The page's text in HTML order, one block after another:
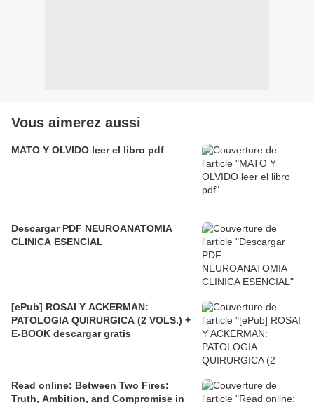
Vous aimerez aussi
MATO Y OLVIDO leer el libro pdf
Descargar PDF NEUROANATOMIA
CLINICA ESENCIAL
[ePub] ROSAI Y ACKERMAN:
PATOLOGIA QUIRURGICA (2 VOLS.) +
E-BOOK descargar gratis
Read online: Between Two Fires:
Truth, Ambition, and Compromise in